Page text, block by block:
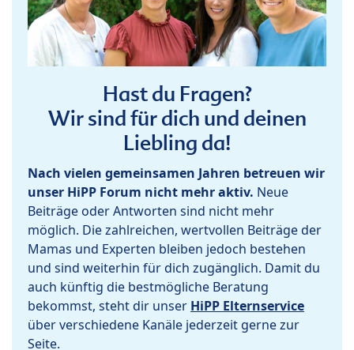
Hast du Fragen?
Wir sind für dich und deinen
Liebling da!
Nach vielen gemeinsamen Jahren betreuen wir
unser HiPP Forum nicht mehr aktiv. Neue
Beiträge oder Antworten sind nicht mehr
möglich. Die zahlreichen, wertvollen Beiträge der
Mamas und Experten bleiben jedoch bestehen
und sind weiterhin für dich zugänglich. Damit du
auch künftig die bestmögliche Beratung
bekommst, steht dir unser HiPP Elternservice
über verschiedene Kanäle jederzeit gerne zur
Seite.